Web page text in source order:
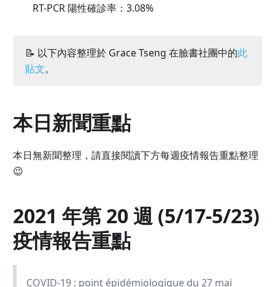
RT-PCR 陽性確診率： 3.08%
📝 以下內容整理於 Grace Tseng 在臉書社團中的此
貼文。
本日新聞重點
本日無新聞整理，請直接閱讀下方每週疫情報告重點整理
😉
2021 年第 20 週 (5/17-5/23)
疫情報告重點
COVID-19 : point épidémiologique du 27 mai